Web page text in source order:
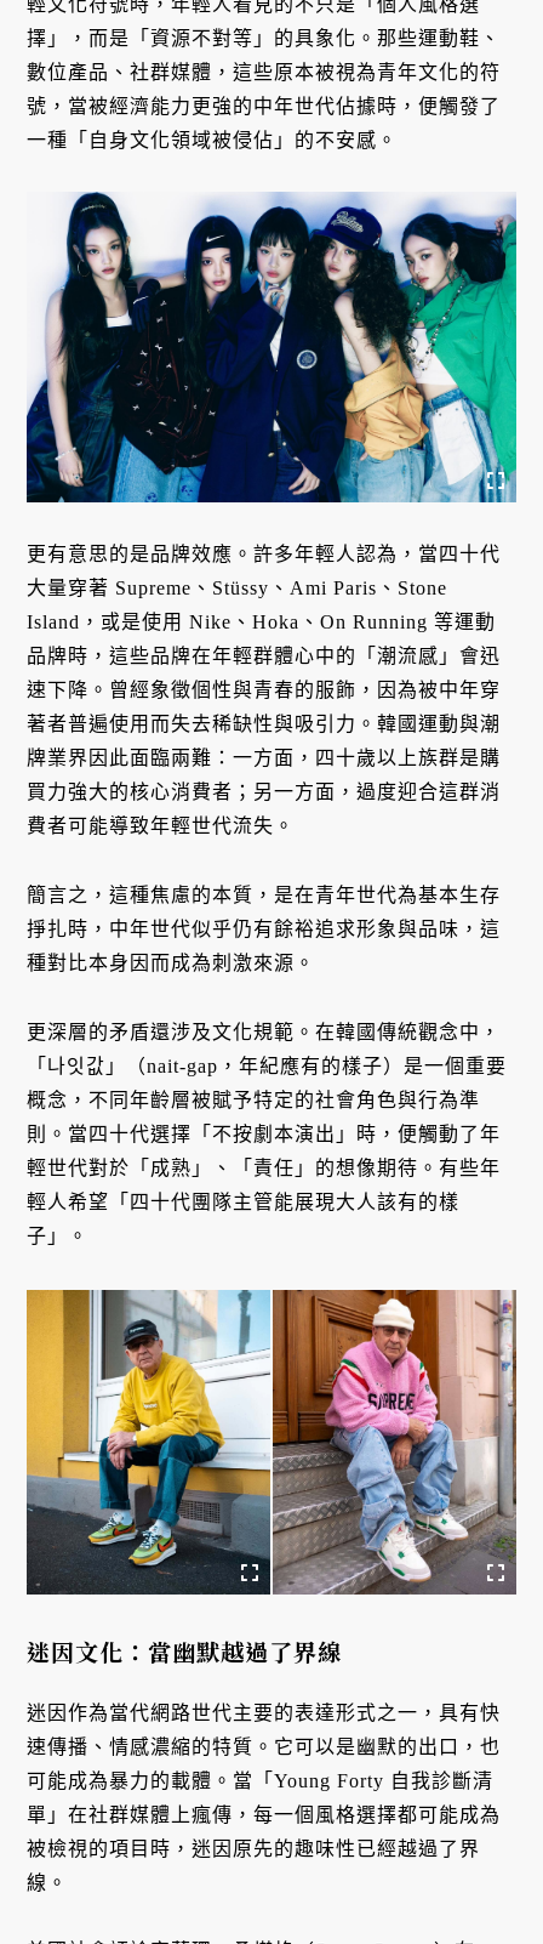
擇」，而是「資源不對等」的具象化。那些運動鞋、
數位產品、社群媒體，這些原本被視為青年文化的符
號，當被經濟能力更強的中年世代佔據時，便觸發了
一種「自身文化領域被侵佔」的不安感。
更有意思的是品牌效應。許多年輕人認為，當四十代
大量穿著 Supreme、Stüssy、Ami Paris、Stone
Island，或是使用 Nike、Hoka、On Running 等運動
品牌時，這些品牌在年輕群體心中的「潮流感」會迅
速下降。曾經象徵個性與青春的服飾，因為被中年穿
著者普遍使用而失去稀缺性與吸引力。韓國運動與潮
牌業界因此面臨兩難：一方面，四十歲以上族群是購
買力強大的核心消費者；另一方面，過度迎合這群消
費者可能導致年輕世代流失。
簡言之，這種焦慮的本質，是在青年世代為基本生存
掙扎時，中年世代似乎仍有餘裕追求形象與品味，這
種對比本身因而成為刺激來源。
更深層的矛盾還涉及文化規範。在韓國傳統觀念中，
「나잇값」（nait-gap，年紀應有的樣子）是一個重要
概念，不同年齡層被賦予特定的社會角色與行為準
則。當四十代選擇「不按劇本演出」時，便觸動了年
輕世代對於「成熟」、「責任」的想像期待。有些年
輕人希望「四十代團隊主管能展現大人該有的樣
子」。
迷因文化：當幽默越過了界線
迷因作為當代網路世代主要的表達形式之一，具有快
速傳播、情感濃縮的特質。它可以是幽默的出口，也
可能成為暴力的載體。當「Young Forty 自我診斷清
單」在社群媒體上瘋傳，每一個風格選擇都可能成為
被檢視的項目時，迷因原先的趣味性已經越過了界
線。